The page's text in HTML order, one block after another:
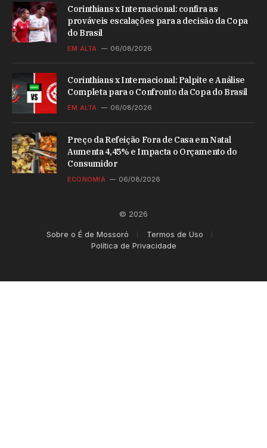
Corinthians x Internacional: confira as
prováveis escalações para a decisão da Copa
do Brasil
EM ALTA 06/08/2026
Corinthians x Internacional: Palpite e Análise
Completa para o Confronto da Copa do Brasil
EM ALTA 06/08/2026
Preço da Refeição Fora de Casa em Natal
Aumenta 4,45% e Impacta o Orçamento do
Consumidor
ECONOMIA 06/08/2026
© 2026
Sobre o É de Mossoró
Termos de Uso
Política de Privacidade